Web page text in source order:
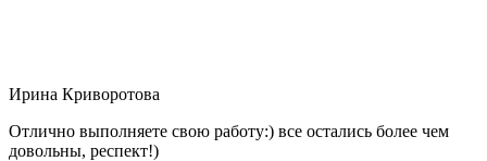
Ирина Криворотова
Отлично выполняете свою работу:) все остались более чем
довольны, респект!)